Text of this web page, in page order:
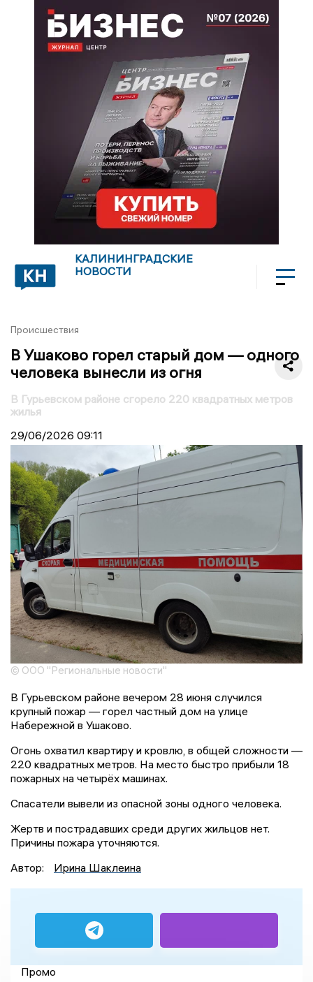
КАЛИНИНГРАДСКИЕ
НОВОСТИ
Происшествия
В Ушаково горел старый дом — одного
человека вынесли из огня
В Гурьевском районе сгорело 220 квадратных метров
жилья
29/06/2026 09:11
© ООО "Региональные новости"
В Гурьевском районе вечером 28 июня случился
крупный пожар — горел частный дом на улице
Набережной в Ушаково.
Огонь охватил квартиру и кровлю, в общей сложности —
220 квадратных метров. На место быстро прибыли 18
пожарных на четырёх машинах.
Спасатели вывели из опасной зоны одного человека.
Жертв и пострадавших среди других жильцов нет.
Причины пожара уточняются.
Автор:
Ирина Шаклеина
Промо